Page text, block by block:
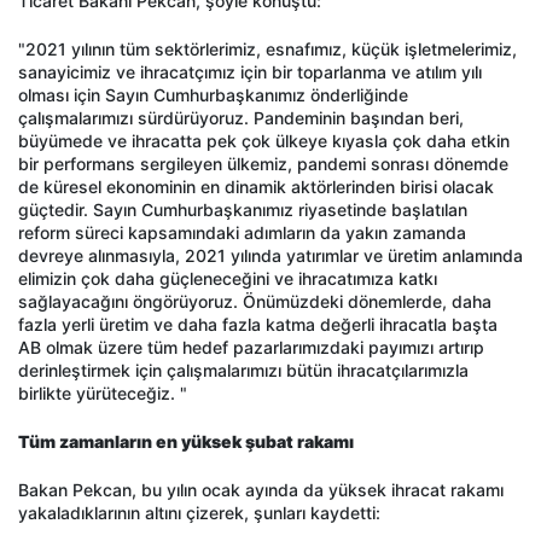
"2021 yılının tüm sektörlerimiz, esnafımız, küçük işletmelerimiz,
sanayicimiz ve ihracatçımız için bir toparlanma ve atılım yılı
olması için Sayın Cumhurbaşkanımız önderliğinde
çalışmalarımızı sürdürüyoruz. Pandeminin başından beri,
büyümede ve ihracatta pek çok ülkeye kıyasla çok daha etkin
bir performans sergileyen ülkemiz, pandemi sonrası dönemde
de küresel ekonominin en dinamik aktörlerinden birisi olacak
güçtedir. Sayın Cumhurbaşkanımız riyasetinde başlatılan
reform süreci kapsamındaki adımların da yakın zamanda
devreye alınmasıyla, 2021 yılında yatırımlar ve üretim anlamında
elimizin çok daha güçleneceğini ve ihracatımıza katkı
sağlayacağını öngörüyoruz. Önümüzdeki dönemlerde, daha
fazla yerli üretim ve daha fazla katma değerli ihracatla başta
AB olmak üzere tüm hedef pazarlarımızdaki payımızı artırıp
derinleştirmek için çalışmalarımızı bütün ihracatçılarımızla
birlikte yürüteceğiz. "
Tüm zamanların en yüksek şubat rakamı
Bakan Pekcan, bu yılın ocak ayında da yüksek ihracat rakamı
yakaladıklarının altını çizerek, şunları kaydetti: